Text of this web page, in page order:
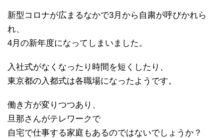
新型コロナが広まるなかで3月から自粛が呼びかれら
れ、
4月の新年度になってしまいました。
入社式がなくなったり時間を短くしたり、
東京都の入都式は各職場になったようです。
働き方が変りつつあり、
旦那さんがテレワークで
自宅で仕事する家庭もあるのではないでしょうか？